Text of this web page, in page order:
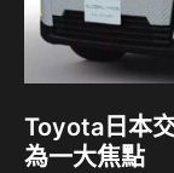
Toyota日本
為一大焦點